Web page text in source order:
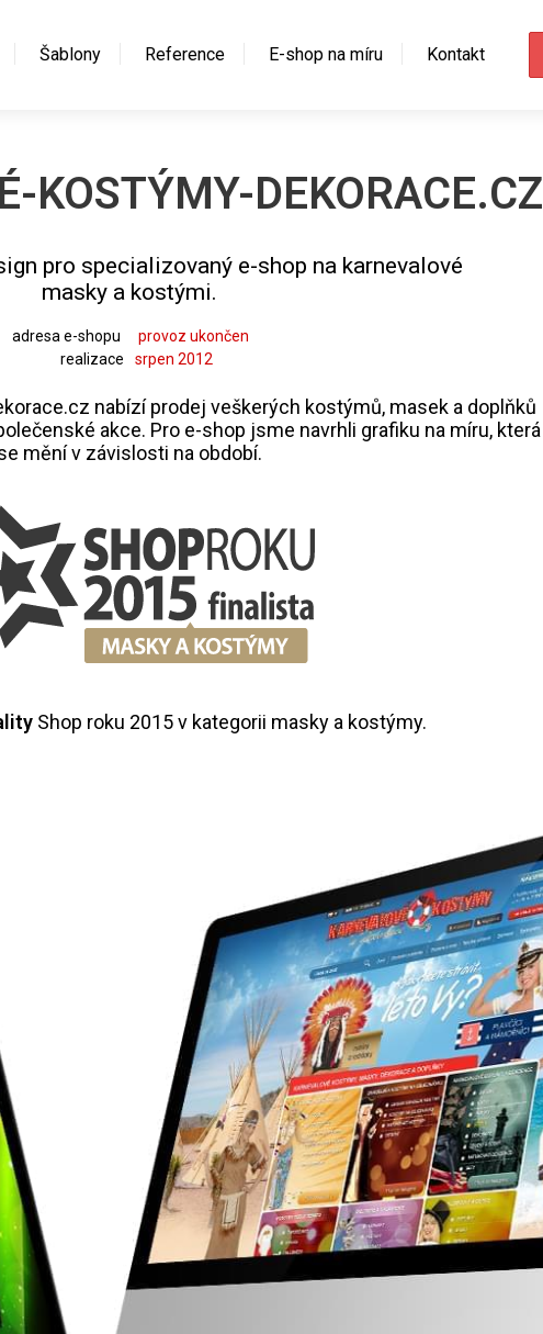
Šablony Reference E-shop na míru Kontakt
KOSTÝMY-DEKORACE.CZ
pro specializovaný e-shop na karnevalové
masky a kostými.
adresa e-shopu
provoz ukončen
realizace
srpen 2012
nabízí prodej veškerých kostýmů, masek a doplňků
akce. Pro e-shop jsme navrhli grafiku na míru, která
mění v závislosti na období.
Shop roku 2015 v kategorii masky a kostýmy.